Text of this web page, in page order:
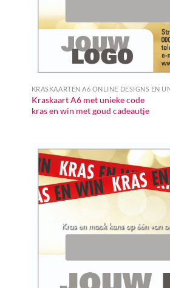
KRASKAARTEN A6 ONLINE DESIGNS EN
Kraskaart A6 met unieke code
kras en win met goud cadeautje